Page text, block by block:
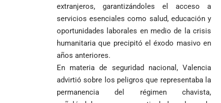
extranjeros, garantizándoles el acceso a
servicios esenciales como salud, educación y
oportunidades laborales en medio de la crisis
humanitaria que precipitó el éxodo masivo en
años anteriores.
En materia de seguridad nacional, Valencia
advirtió sobre los peligros que representaba la
permanencia del régimen chavista,
total’ por
presuntos
beneficios a
criminales
responsabiliza
por la crisis de
Colombia